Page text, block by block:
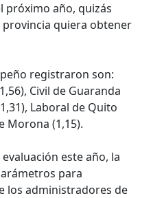
próximo año, quizás
quiera obtener
registraron son:
Civil de Guaranda
Laboral de Quito
Morona (1,15).
este año, la
para
los administradores de